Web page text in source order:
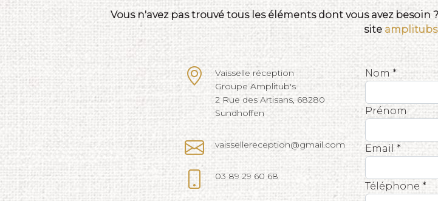
Vous n'avez pas trouvé tous les éléments dont vous avez
site
Vaisselle réception
Groupe Amplitub's
2 Rue des Artisans, 68280
Sundhoffen
vaissellereception@gmail.com
03 89 29 60 68
Nom *
Prénom
Email *
Téléphone *